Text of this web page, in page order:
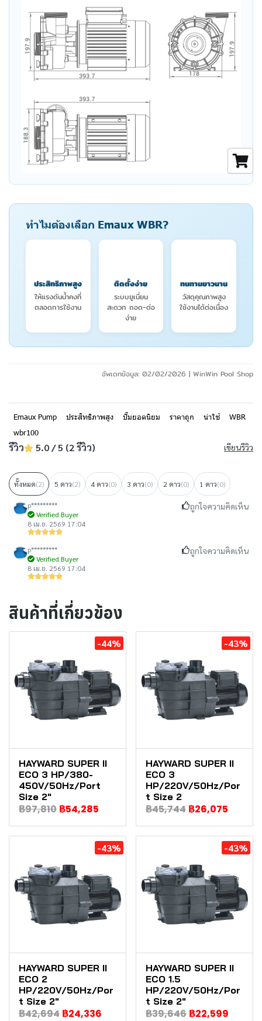
ทำไมต้องเลือก Emaux WBR?
ประสิทธิภาพสูง
ให้แรงดันน้ำคงที่
ตลอดการใช้งาน
ติดตั้งง่าย
ระบบยูเนี่ยน
สะดวก ถอด-ต่อ
ง่าย
ทนทานยาวนาน
วัสดุคุณภาพสูง
ใช้งานได้ต่อเนื่อง
อัพเดทข้อมูล: 02/02/2026 | WinWin Pool Shop
Emaux Pump ประสิทธิภาพสูง ปั๊มยอดนิยม ราคาถูก น่าใช้
WBR
wbr100
รีวิว 5.0 / 5 (2 รีวิว) เขียนรีวิว
ทั้งหมด(2) 5 ดาว(2) 4 ดาว(0) 3 ดาว(0) 2 ดาว(0) 1 ดาว(0)
p*********
Verified Buyer
8 เม.ย. 2569 17:04
ถูกใจความคิดเห็น
p*********
Verified Buyer
8 เม.ย. 2569 17:04
ถูกใจความคิดเห็น
สินค้าที่เกี่ยวข้อง
-44%
HAYWARD SUPER II
ECO 3 HP/380-
450V/50Hz/Port
Size 2"
฿97,810 ฿54,285
-43%
HAYWARD SUPER II
ECO 3
HP/220V/50Hz/Por
t Size 2
฿45,744 ฿26,075
-43%
HAYWARD SUPER II
ECO 2
HP/220V/50Hz/Por
t Size 2"
฿42,694 ฿24,336
-43%
HAYWARD SUPER II
ECO 1.5
HP/220V/50Hz/Por
t Size 2"
฿39,646 ฿22,599